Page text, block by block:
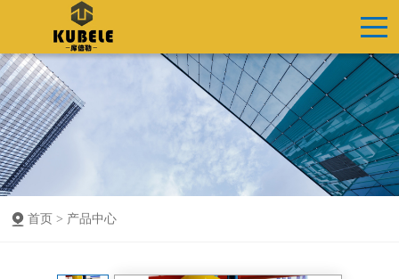
首页 > 产品中心